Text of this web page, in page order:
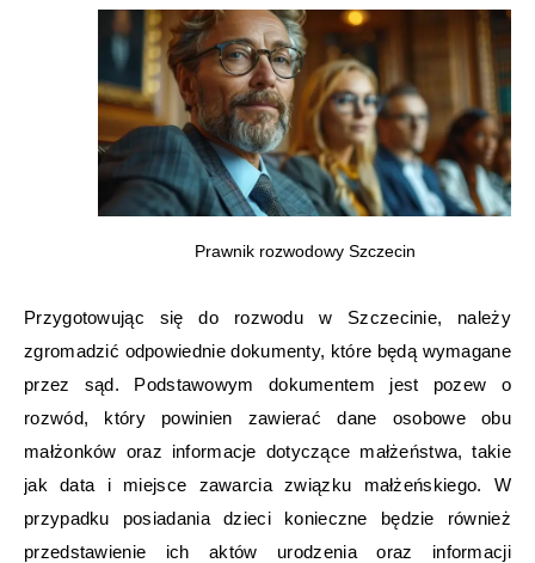
Prawnik rozwodowy Szczecin
Przygotowując się do rozwodu w Szczecinie, należy
zgromadzić odpowiednie dokumenty, które będą wymagane
przez sąd. Podstawowym dokumentem jest pozew o
rozwód, który powinien zawierać dane osobowe obu
małżonków oraz informacje dotyczące małżeństwa, takie
jak data i miejsce zawarcia związku małżeńskiego. W
przypadku posiadania dzieci konieczne będzie również
przedstawienie ich aktów urodzenia oraz informacji